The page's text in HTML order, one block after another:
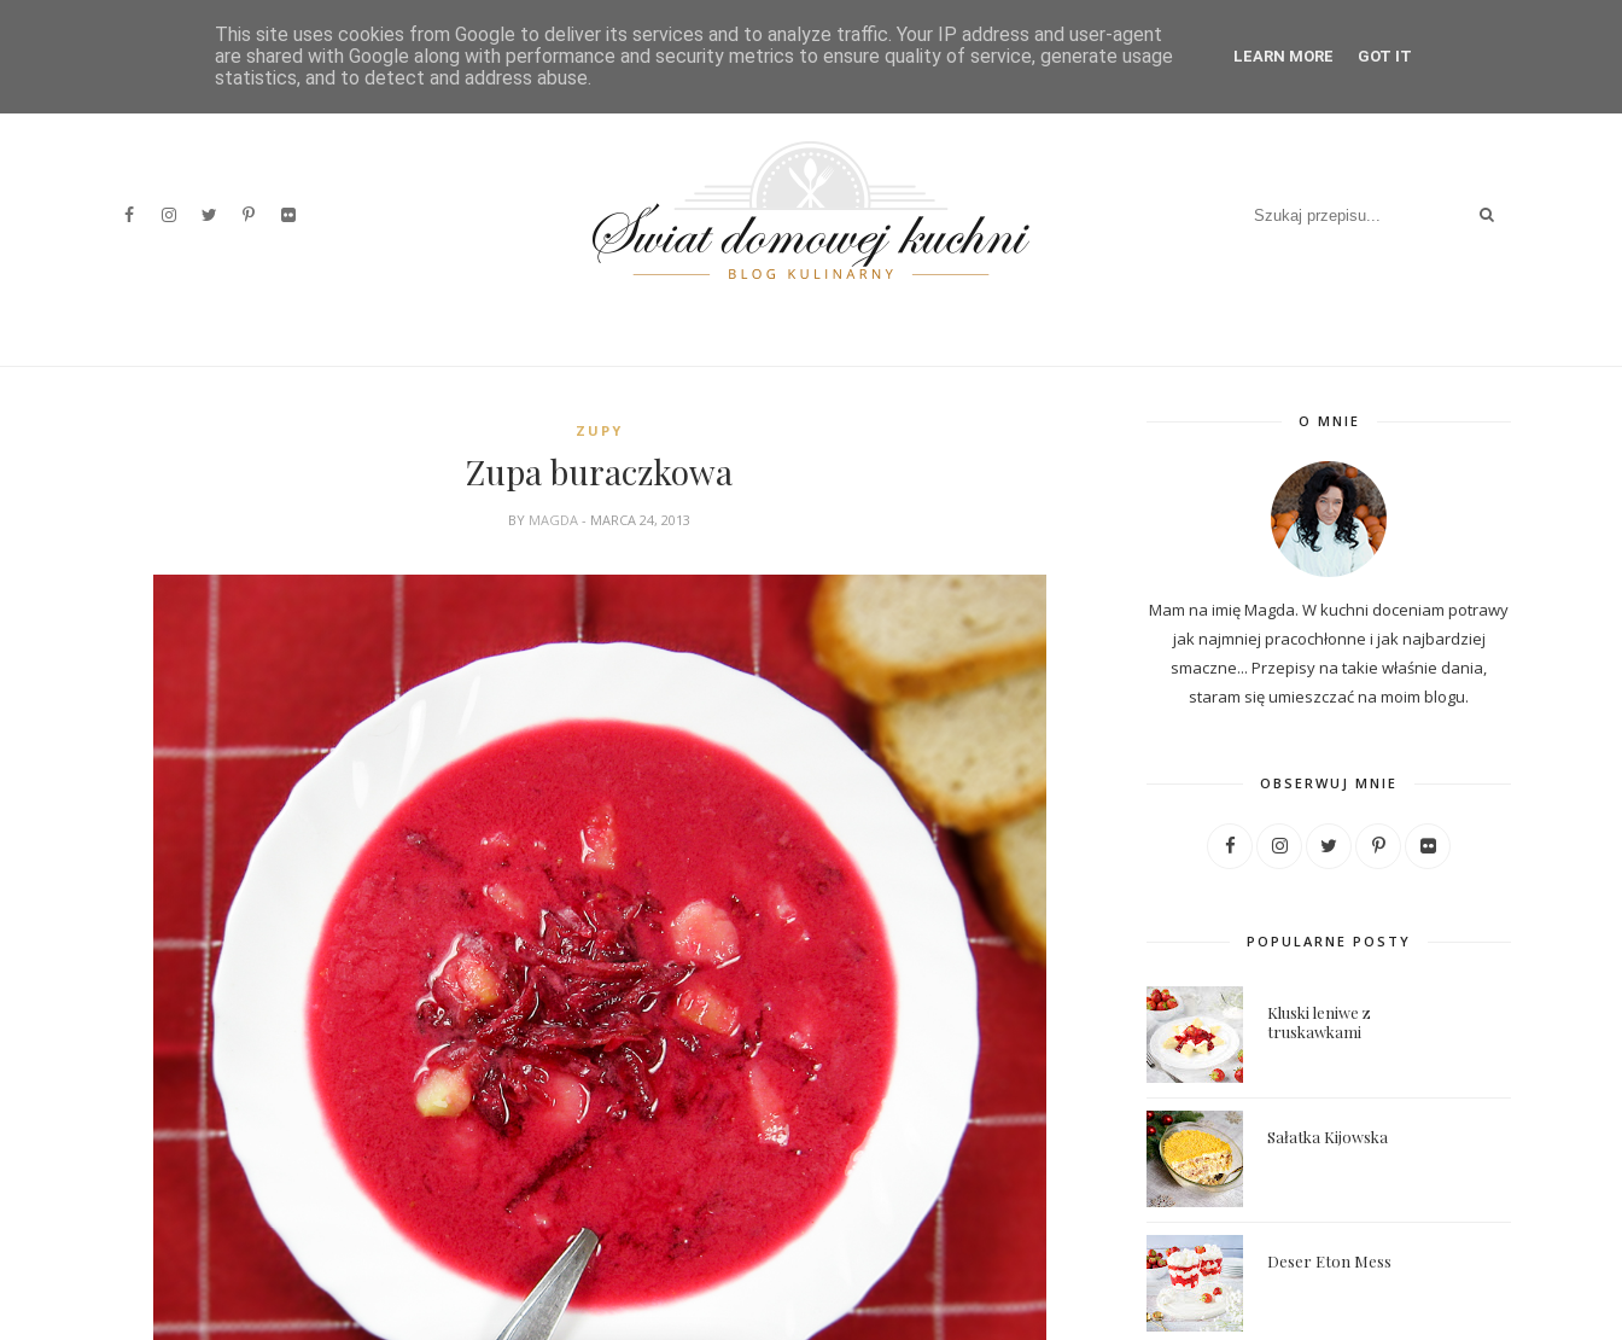
HOME POSIŁKI ŚWIĘTA PRZELICZNIKI SPIS TREŚCI KONTAKT
ZUPY
Zupa buraczkowa
BY MAGDA- MARCA 24, 2013
O MNIE
Mam na imię Magda. W kuchni doceniam potrawy
jak najmniej pracochłonne i jak najbardziej
smaczne... Przepisynatakie właśnie dania,
staram się umieszczać na moim blogu.
OBSERWUJ MNIE
POPULARNE POSTY
Kluski leniwe z
truskawkami
Sałatka Kijowska
Deser Eton Mess
This site uses cookies from Google to deliver its services and to analyze traffic. Your IP address and user-agent
are shared with Google along with performance and security metrics to ensure quality of service, generate usage
statistics, and to detect and address abuse.
LEARN MORE GOT IT